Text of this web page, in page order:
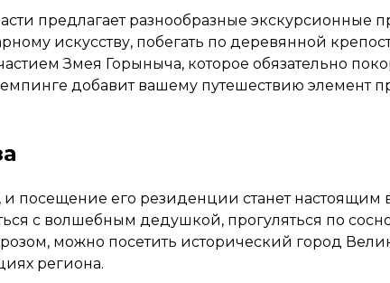
предлагает разнообразные экскурсионные
искусству, побегать по деревянной
Змея Горыныча, которое обязательно
добавит вашему путешествию элемент
посещение его резиденции станет настоящим
с волшебным дедушкой, прогуляться по
можно посетить исторический город
региона.